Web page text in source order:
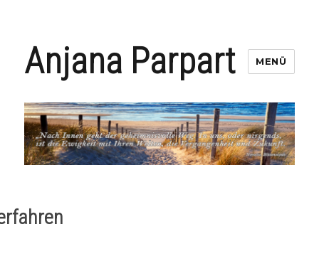
Anjana Parpart MENÜ